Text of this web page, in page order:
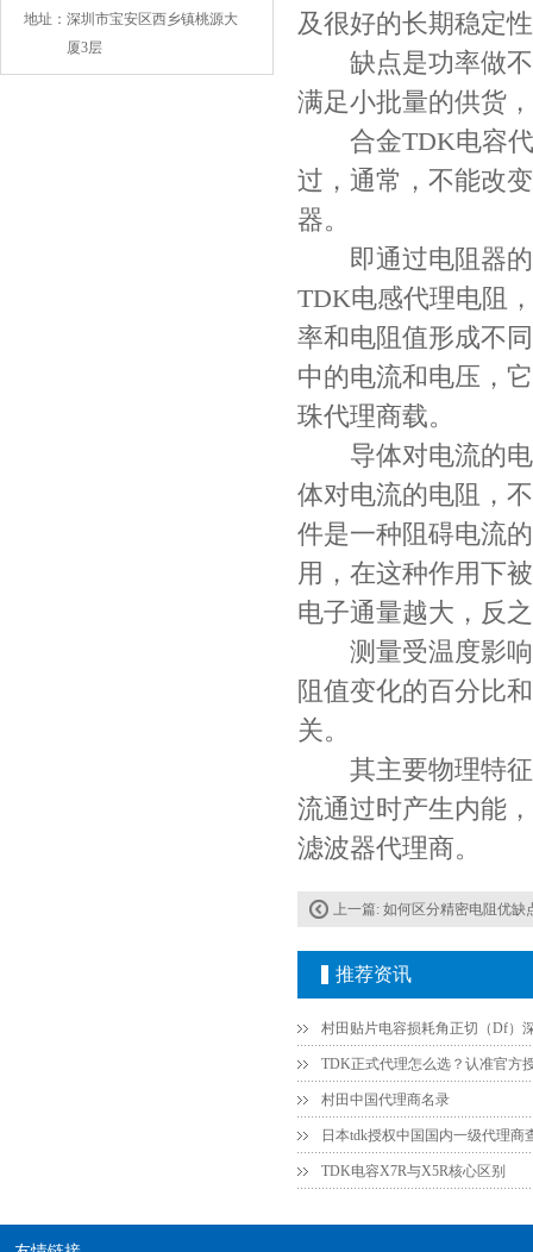
地址： 深圳市宝安区西乡镇桃源大
厦3层
及很好的长期稳定
缺点是功率做不
满足小批量的供货
合金TDK电容代
过，通常，不能改
器。
即通过电阻器的
TDK电感代理电阻
率和电阻值形成不
中的电流和电压，
珠代理商载。
导体对电流的电
体对电流的电阻，
件是一种阻碍电流
用，在这种作用下
电子通量越大，反
测量受温度影响
阻值变化的百分比
关。
其主要物理特征
流通过时产生内能
滤波器代理商。
上一篇: 如何区分精密电阻优缺点
推荐资讯
村田中国代理商名录
日本tdk授权中国国内一级代理商
TDK电容X7R与X5R核心区别